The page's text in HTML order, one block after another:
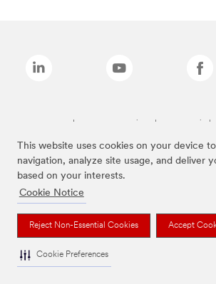
This website uses cookies on your device
navigation, analyze site usage, and deliver
based on your interests.
Cookie Notice
Reject Non-Essential Cookies Accept
Cookie Preferences
Las marcas mencionadas son